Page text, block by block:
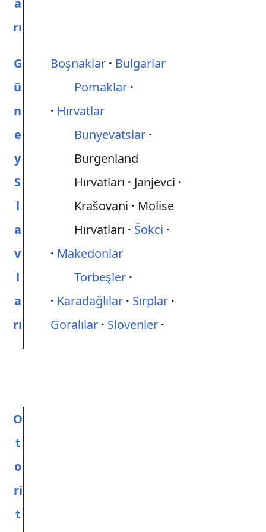
a
rı
G
ü
n
e
y
S
l
a
v
l
a
rı
Boşnaklar
Bulgarlar
Pomaklar
Hırvatlar
Bunyevatslar
Burgenland
Hırvatları
Janjevci
Krašovani
Molise
Hırvatları
Šokci
Makedonlar
Torbeşler
Karadağlılar
Sırplar
Goralılar
Slovenler
O
t
o
ri
t